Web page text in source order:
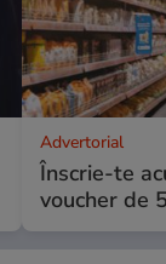
Advertorial
Înscrie-te
voucher de